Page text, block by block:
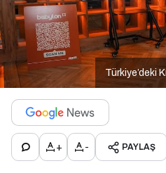
Türkiye’deki
+ - PAYLAŞ